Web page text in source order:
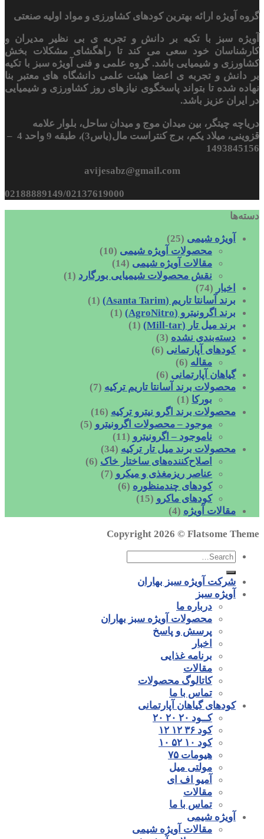
گروه آویژه ارائه بهترین کودهای کشاورزی و مواد اولیه صنعتی
آویژه سبز با تکیه بر دانش و تجربه ی بی نظیر مدیران و
کارشناسان خود سعی می کند تا راهگشای مشکلات بخش
کشاورزی و شیمیایی باشد. گروه علمی و فنی آویژه سبز با تکیه
بر دانش و تجربه ی اعضا هیئت علمی دانشگاه های معتبر بنا
نهاده شده تا بتواند پاسخگوی نیازهای روز کشاورزی و شیمیایی
در ایران عزیز باشد.
دریاچه چیتگر، بین میدان موج و میدان ساحل، بلوار علامه
قزوینی، میلاد یکم، برج کنتراست مال(یاس3)، طبقه 9 واحد 4 –
1493845156
avijesabz@gmail.com
02188889149/02137619000
دسته‌ها
آویژه شیمی (25)
محصولات آویژه شیمی (10)
مقالات آویژه شیمی (14)
نقش محصولات شیمیایی بورگارد (1)
اخبار (74)
برند آسانتا تاریم (Asanta Tarim)
(1)
برند اگرونیترو (AgroNitro)
(1)
برند میل تار (Mill-tar)
(1)
دسته‌بندی نشده (3)
کودهای آپارتمانی (6)
مقاله (6)
گیاهان آپارتمانی (6)
محصولات برند آسانتا تاریم ترکیه (7)
بورکا (1)
محصولات برند اگرو نیترو ترکیه (16)
موجود – محصولات اگرونیترو (5)
ناموجود – اگرونیترو (11)
محصولات برند میل تار ترکیه (34)
اصلاح‌کننده‌های ساختار خاک (6)
عناصر ریزمغذی و میکرو (7)
کودهای چندمنظوره (6)
کودهای ماکرو (15)
مقالات آویژه (4)
Copyright 2026 © Flatsome Theme
شرکت آویژه سبز بهاران
آویژه سبز
درباره ما
محصولات آویژه سبز بهاران
پرسش و پاسخ
اخبار
برنامه غذایی
مقالات
کاتالوگ محصولات
تماس با ما
کودهای گیاهان آپارتمانی
کــود ۲۰ ۲۰ ۲۰
کود ۳۶ ۱۲ ۱۲
کود ۱۰ ۵۲ ۱۰
هیومات ۷۵
مولتی میل
آمیو اف ای
مقالات
تماس با ما
آویژه شیمی
مقالات آویژه شیمی